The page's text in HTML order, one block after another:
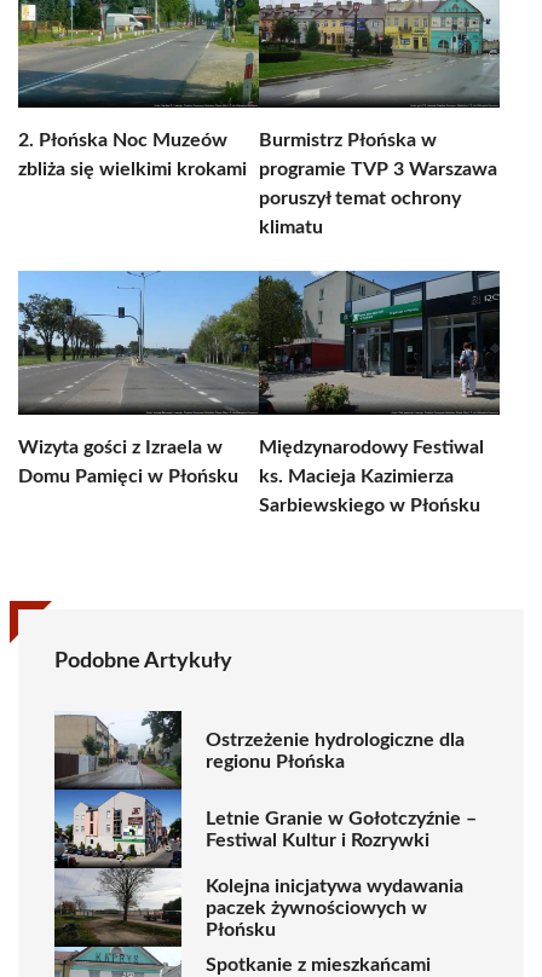
2. Płońska Noc Muzeów
zbliża się wielkimi krokami
Burmistrz Płońska w
programie TVP 3 Warszawa
poruszył temat ochrony
klimatu
Wizyta gości z Izraela w
Domu Pamięci w Płońsku
Międzynarodowy Festiwal
ks. Macieja Kazimierza
Sarbiewskiego w Płońsku
Podobne Artykuły
Ostrzeżenie hydrologiczne dla
regionu Płońska
Letnie Granie w Gołotczyźnie –
Festiwal Kultur i Rozrywki
Kolejna inicjatywa wydawania
paczek żywnościowych w
Płońsku
Spotkanie z mieszkańcami